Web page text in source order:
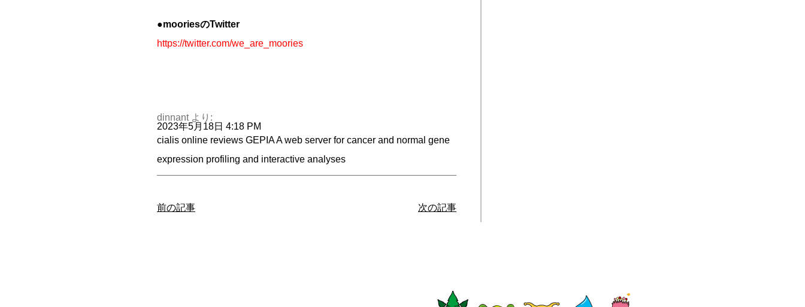
●mooriesのTwitter
https://twitter.com/we_are_moories
dinnant より:
2023年5月18日 4:18 PM
cialis online reviews GEPIA A web server for cancer and normal gene
expression profiling and interactive analyses
前の記事 次の記事